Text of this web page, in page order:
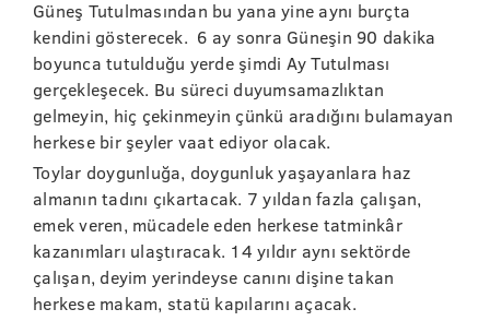
Güneş Tutulmasından bu yana yine aynı burçta
kendini gösterecek. 6 ay sonra Güneşin 90 dakika
boyunca tutulduğu yerde şimdi Ay Tutulması
gerçekleşecek. Bu süreci duyumsamazlıktan
gelmeyin, hiç çekinmeyin çünkü aradığını bulamayan
herkese bir şeyler vaat ediyor olacak.
Toylar doygunluğa, doygunluk yaşayanlara haz
almanın tadını çıkartacak. 7 yıldan fazla çalışan,
emek veren, mücadele eden herkese tatminkâr
kazanımları ulaştıracak. 14 yıldır aynı sektörde
çalışan, deyim yerindeyse canını dişine takan
herkese makam, statü kapılarını açacak.